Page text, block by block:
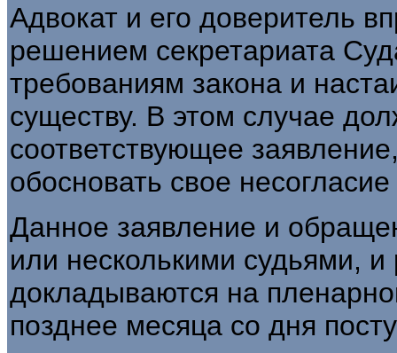
Адвокат и его доверитель
решением секретариата
требованиям закона и
существу. В этом случае
соответствующее
обосновать свое
Данное заявление и
или несколькими судьями, и
докладываются на
позднее месяца со дня